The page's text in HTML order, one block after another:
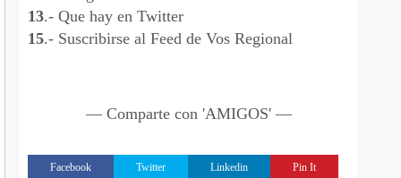
13.- Que hay en Twitter
15.- Suscribirse al Feed de Vos Regional
— Comparte con 'AMIGOS' —
Facebook Twitter Linkedin Pin It